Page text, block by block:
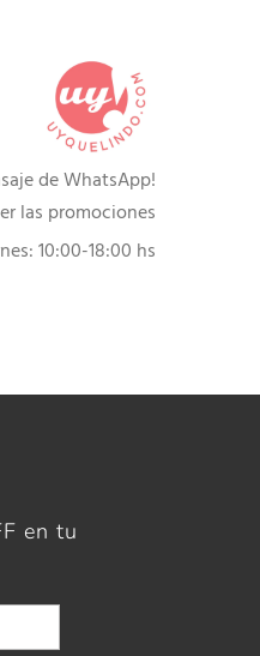
de WhatsApp!
las promociones
10:00-18:00 hs
en tu